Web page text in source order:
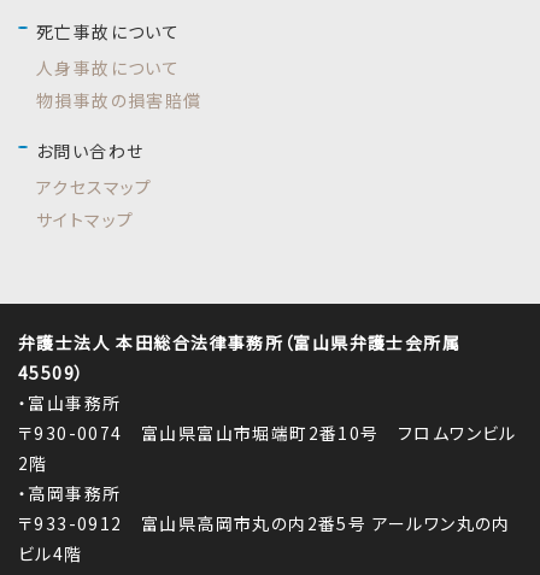
死亡事故について
人身事故について
物損事故の損害賠償
お問い合わせ
アクセスマップ
サイトマップ
弁護士法人 本田総合法律事務所（富山県弁護士会所属
45509）
・富山事務所
〒930-0074 富山県富山市堀端町2番10号 フロムワンビル
2階
・高岡事務所
〒933-0912 富山県高岡市丸の内2番5号 アールワン丸の内
ビル4階